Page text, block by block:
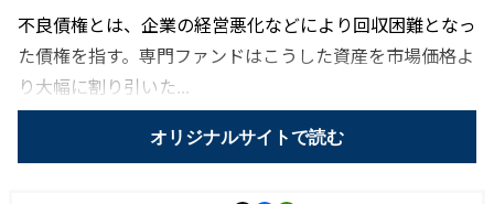
不良債権とは、企業の経営悪化などにより回収困難となっ
た債権を指す。専門ファンドはこうした資産を市場価格よ
り大幅に割り引いた...
オリジナルサイトで読む